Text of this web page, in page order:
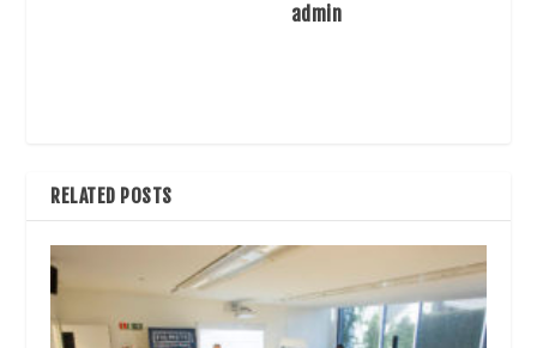
admin
RELATED POSTS